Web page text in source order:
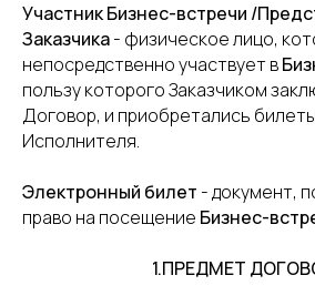
Участник Бизнес-встречи /
Заказчика- физическое лицо,
непосредственно участвует в
пользу которого Заказчиком
Договор, и приобретались
Исполнителя.
Электронный билет - документ,
право на посещение Бизнес-
1.ПРЕДМЕТ